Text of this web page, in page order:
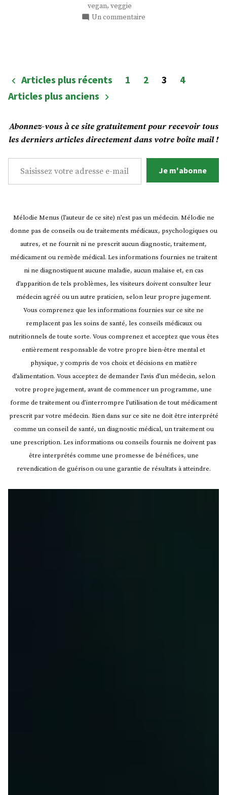
marocaine
vegan, veggie
Un commentaire
la
Pagination
des
Articles plus récents 1 2 3
4
Articles plus anciens
Abonnez-vous à ce site gratuitement pour recevoir tous
les derniers articles directement dans votre boîte mail !
Saisissez votre adresse e-mail…
Je m'abonne
Mélodie Menus (l’auteur de ce site) n’est pas un médecin. Mélodie ne
donne pas de conseils ou de traitements médicaux, psychologiques ou
autres, et ne fournit ni ne prescrit aucun diagnostic, traitement,
médicament ou remède médical. Les informations fournies ne traitent
ni ne diagnostiquent aucune maladie, aucun malaise et, en cas
d’apparition de tels problèmes, les visiteurs doivent consulter leur
médecin agréé ou un autre praticien, selon leur propre jugement.
Vous comprenez que les informations fournies sur ce site ne
remplacent pas les soins de santé, les conseils médicaux ou
nutritionnels de toute sorte. Vous comprenez et acceptez que vous êtes
entièrement responsable de votre propre bien-être mental et
physique, y compris de vos choix et décisions en matière
d’alimentation. Vous acceptez de demander l’avis d’un médecin, selon
votre propre jugement, avant de commencer un programme, une
forme de traitement ou d’interrompre l’utilisation de tout médicament
prescrit par votre médecin. Rien dans sur ce site ne doit être interprété
comme un conseil de santé, un diagnostic médical, un traitement ou
une prescription. Les informations ou conseils fournis ne doivent pas
être interprétés comme une promesse de bénéfices, une
revendication de guérison ou une garantie de résultats à atteindre.